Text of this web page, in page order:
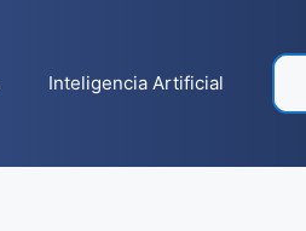
Inteligencia Artificial